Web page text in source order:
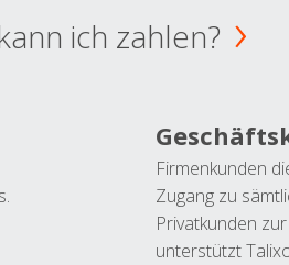
ich zahlen?
Firmenkunden
Zugang zu
Privatkunden
unterstützt